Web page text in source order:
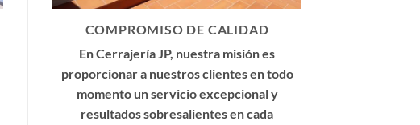
COMPROMISO DE CALIDAD
En Cerrajería JP, nuestra misión es
proporcionar a nuestros clientes en todo
momento un servicio excepcional y
resultados sobresalientes en cada